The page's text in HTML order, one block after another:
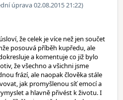
úprava 02.08.2015 21:22)
že celek je více než jen součet
posouvá příběh kupředu, ale
a komentuje co již bylo
že všechno a všichni jsme
frází, ale naopak člověka stále
jak promyšlenou síť emocí a
a hlavně přivést k životu. I